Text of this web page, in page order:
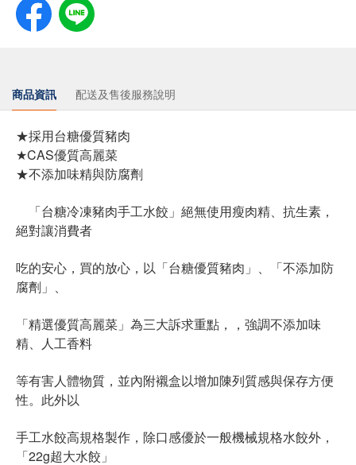
商品資訊 配送及售後服務說明
★採用台糖優質豬肉
★CAS優質高麗菜
★不添加味精與防腐劑
「台糖冷凍豬肉手工水餃」絕無使用瘦肉精、抗生素，
絕對讓消費者
吃的安心，買的放心，以「台糖優質豬肉」、「不添加防
腐劑」、
「精選優質高麗菜」為三大訴求重點，，強調不添加味
精、人工香料
等有害人體物質，並內附襯盒以增加陳列質感與保存方便
性。此外以
手工水餃高規格製作，除口感優於一般機械規格水餃外，
「22g超大水餃」